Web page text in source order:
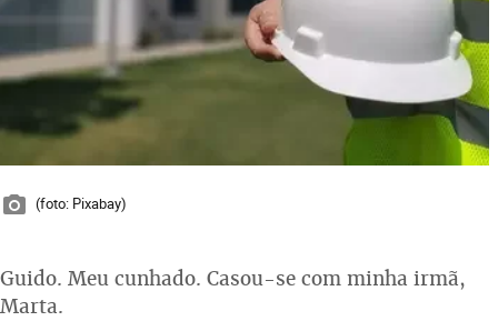
(foto: Pixabay)
Guido. Meu cunhado. Casou-se com minha irmã,
Marta.